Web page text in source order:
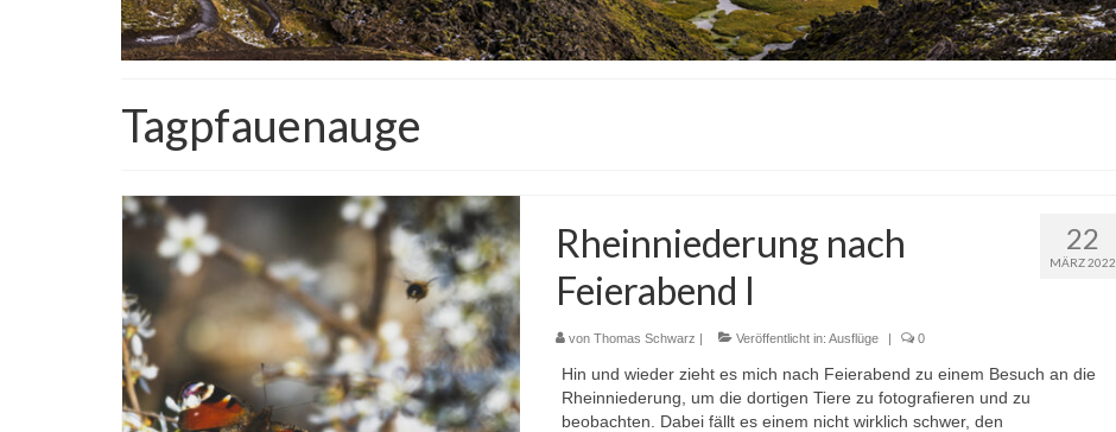
Tagpfauenauge
22
MÄRZ 2022
Rheinniederung nach
Feierabend I
von Thomas Schwarz | Veröffentlicht in: Ausflüge | 0
Hin und wieder zieht es mich nach Feierabend zu einem Besuch an die
Rheinniederung, um die dortigen Tiere zu fotografieren und zu
beobachten. Dabei fällt es einem nicht wirklich schwer, den